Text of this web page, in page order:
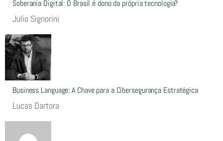
Soberania Digital: O Brasil é dono da própria tecnologia?
Julio Signorini
Business Language: A Chave para a Cibersegurança Estratégica
Lucas Dartora